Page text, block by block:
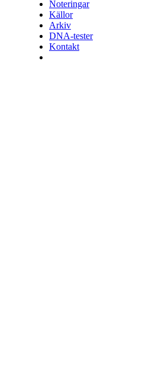
Noteringar
Källor
Arkiv
DNA-tester
Kontakt